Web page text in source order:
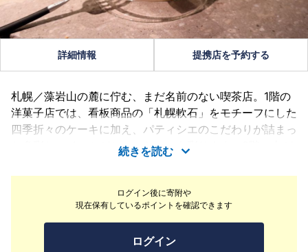
ログイン後に寄附や
現在保有しているポイントを確認できます
ログイン
詳細情報 提携店を予約する
札幌／藻岩山の麓に佇む、まだ名前のない喫茶店。1階の
洋菓子店では、看板商品の「札幌軟石」をモチーフにした
四季折々のケーキに加え、パティシエのこだわりが詰まっ
た多彩なスイーツがショーケースを彩ります。2階へ上が
れば、存在感のある大きなカウンターと、周囲を囲む窓か
ら光が降り注ぐ明るい空間が広がり、店内の随所にあしら
われた札幌軟石が、上質な隠れ家の雰囲気を演出します。
ここで味わえるのは、階下のスイーツとの相性を緻密に計
算した自家焙煎のオリジナルブレンド。柔らかな光に包ま
れ、五感で楽しむ至福のマリアージュ。旅の記憶に刻まれ
続きを読む